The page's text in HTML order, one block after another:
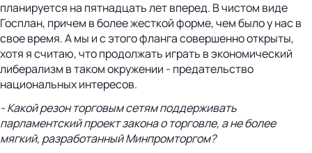
планируется на пятнадцать лет вперед. В чистом виде
Госплан, причем в более жесткой форме, чем было у нас в
свое время. А мы и с этого фланга совершенно открыты,
хотя я считаю, что продолжать играть в экономический
либерализм в таком окружении - предательство
национальных интересов.
- Какой резон торговым сетям поддерживать
парламентский проект закона о торговле, а не более
мягкий, разработанный Минпром­торгом?